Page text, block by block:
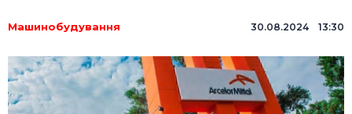
Машинобудування 30.08.2024 13:30